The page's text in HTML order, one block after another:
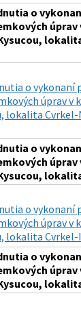
o
o vykonaní
úprav
lokalita
o
o vykonaní
úprav
lokalita Cvrkel-
o